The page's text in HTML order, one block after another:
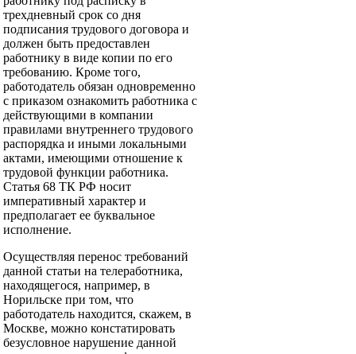
трехдневный срок со дня
подписания трудового договора и
должен быть предоставлен
работнику в виде копии по его
требованию. Кроме того,
работодатель обязан одновременно
с приказом ознакомить работника с
действующими в компании
правилами внутреннего трудового
распорядка и иными локальными
актами, имеющими отношение к
трудовой функции работника.
Статья 68 ТК РФ носит
императивный характер и
предполагает ее буквальное
исполнение.
Осуществляя перенос требований
данной статьи на телеработника,
находящегося, например, в
Норильске при том, что
работодатель находится, скажем, в
Москве, можно констатировать
безусловное нарушение данной